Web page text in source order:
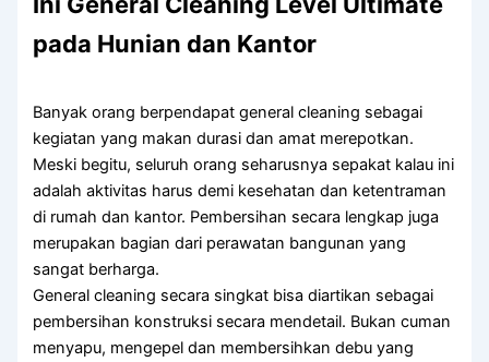
pada Hunian dan Kantor
Banyak orang berpendapat general cleaning sebagai
kegiatan yang makan durasi dan amat merepotkan.
Meski begitu, seluruh orang seharusnya sepakat kalau ini
adalah aktivitas harus demi kesehatan dan ketentraman
di rumah dan kantor. Pembersihan secara lengkap juga
merupakan bagian dari perawatan bangunan yang
sangat berharga.
General cleaning secara singkat bisa diartikan sebagai
pembersihan konstruksi secara mendetail. Bukan cuman
menyapu, mengepel dan membersihkan debu yang